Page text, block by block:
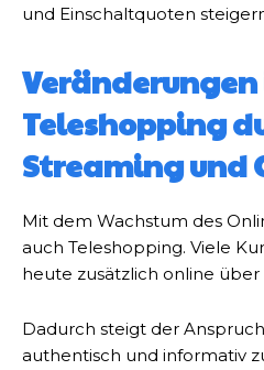
und Einschaltquoten
Teleshopping
Streaming und
Mit dem Wachstum des
auch Teleshopping. Viele
heute zusätzlich online über
Dadurch steigt der
authentisch und informativ